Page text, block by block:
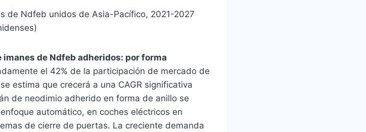
de Ndfeb unidos de Asia-Pacífico, 2021-2027
de Ndfeb adheridos: por forma
el 42% de la participación de mercado de
estima que crecerá a una CAGR significativa
de neodimio adherido en forma de anillo se
automático, en coches eléctricos en
de cierre de puertas. La creciente demanda